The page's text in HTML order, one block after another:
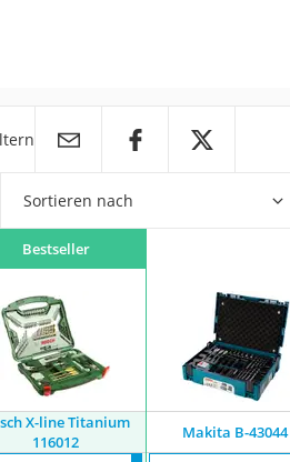
Sortieren nach
Bestseller
X-line Titanium
116012
Makita B-43044